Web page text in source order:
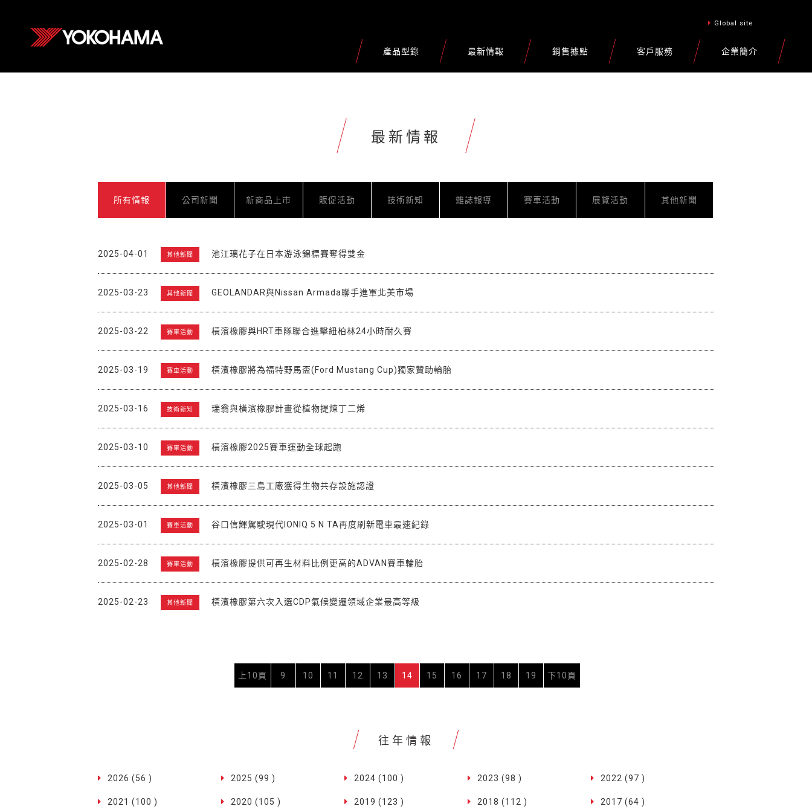
Global site
產品型錄 最新情報 銷售據點 客戶服務 企業簡介
最新情報
所有情報 公司新聞 新商品上市 販促活動 技術新知 雜誌報導 賽車活動 展覽活動 其他新聞
2025-04-01 其他新聞 池江璃花子在日本游泳錦標賽奪得雙金
2025-03-23 其他新聞 GEOLANDAR與Nissan Armada聯手進軍北美市場
2025-03-22 賽車活動 橫濱橡膠與HRT車隊聯合進擊紐柏林24小時耐久賽
2025-03-19 賽車活動 橫濱橡膠將為福特野馬盃(Ford Mustang Cup)獨家贊助輪胎
2025-03-16 技術新知 瑞翁與橫濱橡膠計畫從植物提煉丁二烯
2025-03-10 賽車活動 橫濱橡膠2025賽車運動全球起跑
2025-03-05 其他新聞 橫濱橡膠三島工廠獲得生物共存設施認證
2025-03-01 賽車活動 谷口信輝駕駛現代IONIQ 5 N TA再度刷新電車最速紀錄
2025-02-28 賽車活動 橫濱橡膠提供可再生材料比例更高的ADVAN賽車輪胎
2025-02-23 其他新聞 橫濱橡膠第六次入選CDP氣候變遷領域企業最高等級
上10頁 9 10 11 12 13 14 15 16 17 18 19 下10頁
往年情報
2026 (56 ) 2025 (99 ) 2024 (100 ) 2023 (98 ) 2022 (97 )
2021 (100 ) 2020 (105 ) 2019 (123 ) 2018 (112 ) 2017 (64 )